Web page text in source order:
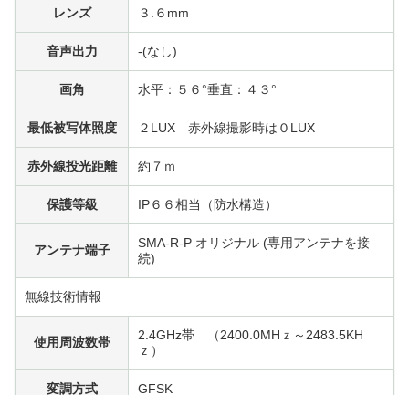
レンズ ３.６mm
音声出力 -(なし)
画角 水平：５６°垂直：４３°
最低被写体照度 ２LUX 赤外線撮影時は０LUX
赤外線投光距離 約７ｍ
保護等級 IP６６相当（防水構造）
アンテナ端子
SMA-R-P オリジナル (専用アンテナを接
続)
無線技術情報
使用周波数帯
2.4GHz帯 （2400.0MHｚ～2483.5KH
ｚ）
変調方式 GFSK